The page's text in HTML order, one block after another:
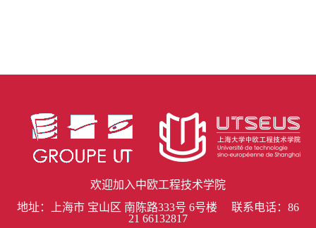
欢迎加入中欧工程技术学院
地址：上海市 宝山区 南陈路333号 6号楼 联系电话：86
21 66132817